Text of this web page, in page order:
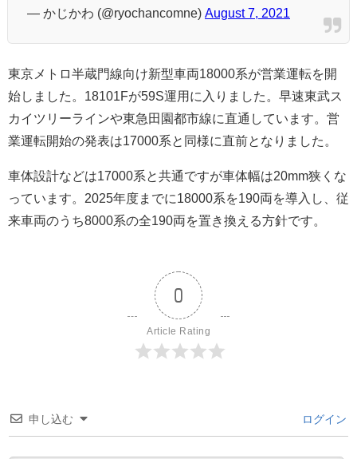
— かじかわ (@ryochancomne) August 7, 2021
東京メトロ半蔵門線向け新型車両18000系が営業運転を開
始しました。18101Fが59S運用に入りました。早速東武ス
カイツリーラインや東急田園都市線に直通しています。営
業運転開始の発表は17000系と同様に直前となりました。
車体設計などは17000系と共通ですが車体幅は20mm狭くな
っています。2025年度までに18000系を190両を導入し、従
来車両のうち8000系の全190両を置き換える方針です。
0
Article Rating
申し込む ログイン